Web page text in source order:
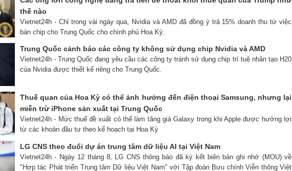
thế nào
Vietnet24h - Chỉ trong vài ngày qua, Nvidia và AMD đã đồng ý trả 15% doanh thu từ việc
bán chip cho Trung Quốc cho chính phủ Hoa Kỳ.
Trung Quốc cảnh báo các công ty không sử dụng chip Nvidia và AMD
Vietnet24h - Trung Quốc đang yêu cầu các công ty tránh sử dụng chip trí tuệ nhân tạo H20
của Nvidia được thiết kế riêng cho Trung Quốc.
Thuế quan của Hoa Kỳ có thể ảnh hưởng đến điện thoại Samsung, nhưng lại
miễn trừ iPhone sản xuất tại Trung Quốc
Vietnet24h - Mức thuế đề xuất có thể làm tăng giá Galaxy trong khi Apple được hưởng lợi
từ các khoản đầu tư theo kế hoạch tại Hoa Kỳ
LG CNS theo đuổi dự án trung tâm dữ liệu AI tại Việt Nam
Vietnet24h - Ngày 12 tháng 8, LG CNS thông báo đã ký kết biên bản ghi nhớ (MOU) về
"Hợp tác Phát triển Trung tâm Dữ liệu Việt Nam" với Tập đoàn Bưu chính Viễn thông Việt